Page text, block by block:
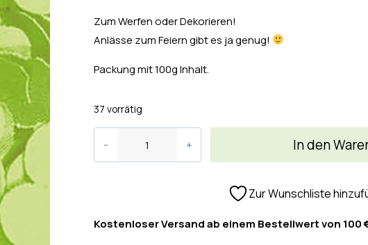
Zum Werfen oder Dekorieren!
Anlässe zum Feiern gibt es ja genug!
Packung mit 100g Inhalt.
37 vorrätig
In den
Zur Wunschliste
Kostenloser Versand ab einem Bestellwert von 100